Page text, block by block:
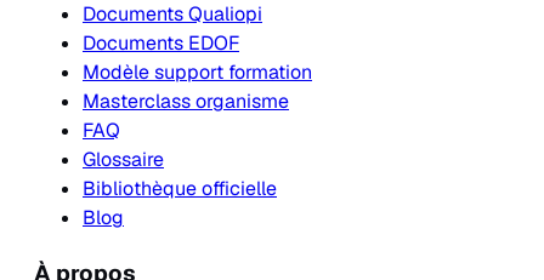
Documents Qualiopi
Documents EDOF
Modèle support formation
Masterclass organisme
FAQ
Glossaire
Bibliothèque officielle
Blog
À propos